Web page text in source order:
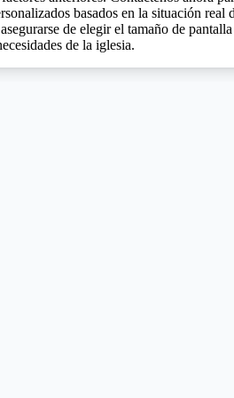
basados ​​en la situación real
de elegir el tamaño de
de la iglesia.